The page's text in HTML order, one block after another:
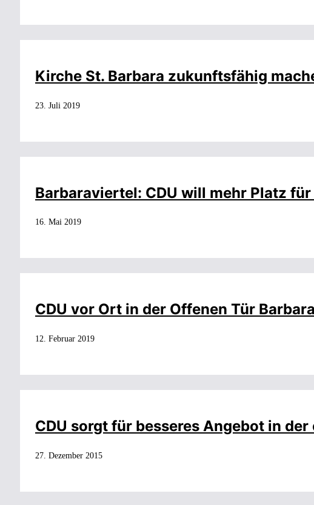
Kirche St. Barbara zukunftsfähig
23. Juli 2019
Barbaraviertel: CDU will mehr Platz
16. Mai 2019
CDU vor Ort in der Offenen Tür
12. Februar 2019
CDU sorgt für besseres Angebot in
27. Dezember 2015